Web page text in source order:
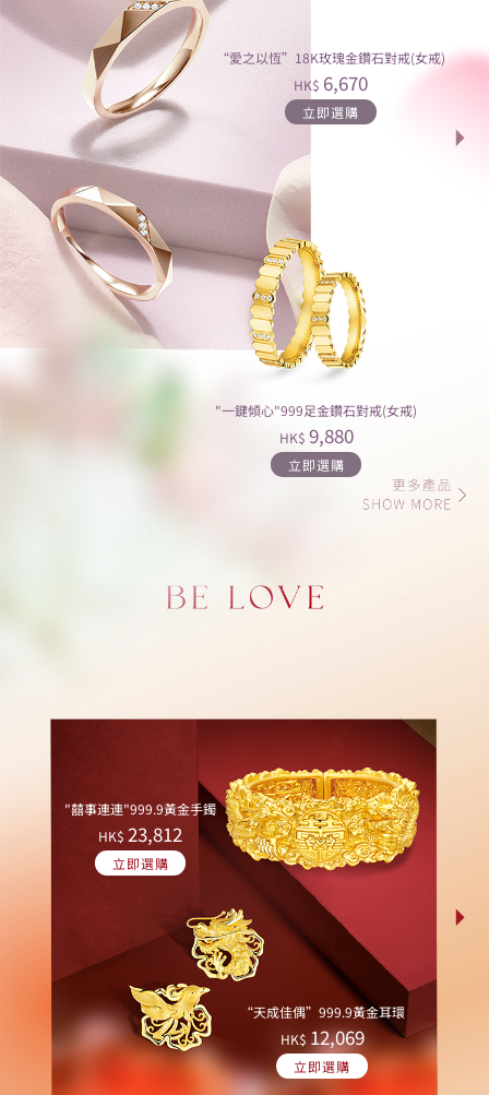
“愛之以恆”18K玫瑰金鑽石對戒(女戒)
HK$ 6,670
立即選購
"一鍵傾心"999足金鑽石對戒(女戒)
HK$ 9,880
立即選購
"囍事連連"999.9黃金手鐲
HK$23,812
立即選購
“天成佳偶”999.9黃金耳環
HK$ 12,069
立即選購